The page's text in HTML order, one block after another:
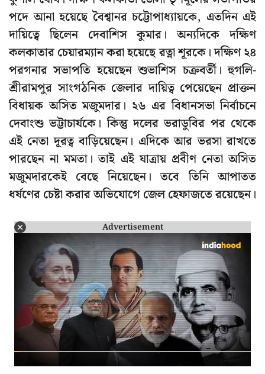
পদে আনা হয়েছে বৈশ্বানর চট্টোপাধ্যায়কে, এতদিন এই
দায়িত্বে ছিলেন দেবাশিস কুমার। অন্যদিকে দক্ষিণ
কলকাতার চেয়ারম্যান করা হয়েছে রত্না শূরকে। দক্ষিণ ২৪
পরগনার সভাপতি হয়েছেন শুভাশিস চক্রবর্তী। হুগলি-
শ্রীরামপুর সাংগঠনিক জেলার দায়িত্ব পেয়েছেন প্রাক্তন
বিধায়ক অসিত মজুমদার। ২৬ এর বিধানসভা নির্বাচনে
দেবাংশু ভট্টাচার্যকে। কিন্তু দলের ভরাডুবির পর থেকে
এই নেতা দূরত্ব বাড়িয়েছেন। এদিকে আর ভরসা রাখতে
পারছেন না মমতা। তাই এই যাত্রায় প্রবীণ নেতা অসিত
মজুমদারকেই বেছে নিয়েছেন। তবে তিনি আপাতত
ধর্ষণের চেষ্টা করার অভিযোগে জেল হেফাজতে রয়েছেন।
Advertisement